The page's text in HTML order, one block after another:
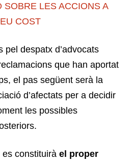
SOBRE LES ACCIONS A
COST
pel despatx d’advocats
que han aportat
el pas següent serà la
d’afectats per a decidir
les possibles
constituirà el proper